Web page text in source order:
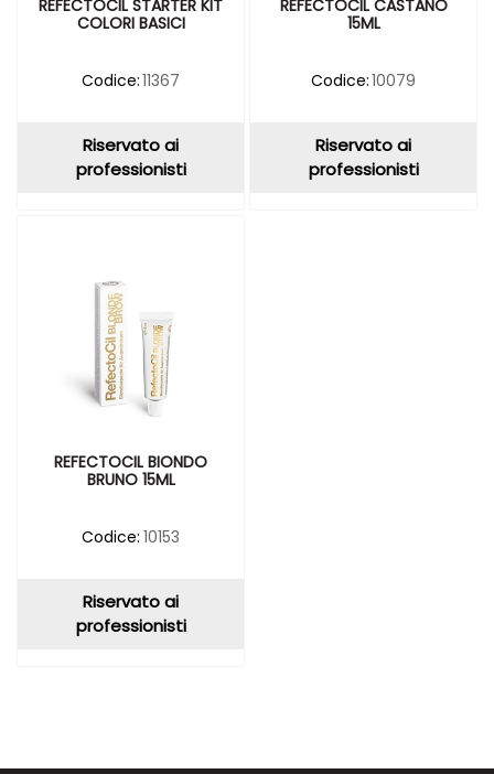
REFECTOCIL STARTER KIT
COLORI BASICI
Codice:11367
Riservato ai
professionisti
REFECTOCIL CASTANO
15ML
Codice:10079
Riservato ai
professionisti
REFECTOCIL BIONDO
BRUNO 15ML
Codice: 10153
Riservato ai
professionisti